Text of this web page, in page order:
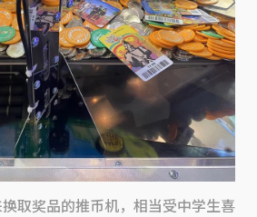
取奖品的推币机，相当受中学生喜